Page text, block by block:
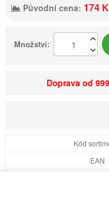
Původní cena: 174
Množství:
Doprava od
Kód
EAN